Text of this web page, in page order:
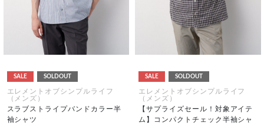
SALE SOLDOUT
エレメントオブシンプルライフ
（メンズ）
スラブストライプバンドカラー半
袖シャツ
SALE SOLDOUT
エレメントオブシンプルライフ
（メンズ）
【サプライズセール！対象アイテ
ム】コンパクトチェック半袖シャ